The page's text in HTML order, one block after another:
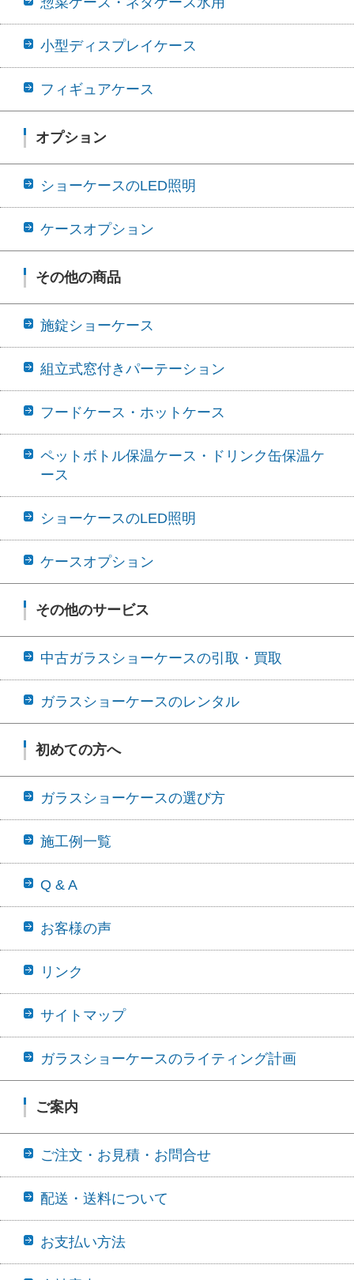
小型ディスプレイケース
フィギュアケース
オプション
ショーケースのLED照明
ケースオプション
その他の商品
施錠ショーケース
組立式窓付きパーテーション
フードケース・ホットケース
ペットボトル保温ケース・ドリンク缶保温ケ
ース
ショーケースのLED照明
ケースオプション
その他のサービス
中古ガラスショーケースの引取・買取
ガラスショーケースのレンタル
初めての方へ
ガラスショーケースの選び方
施工例一覧
Q & A
お客様の声
リンク
サイトマップ
ガラスショーケースのライティング計画
ご案内
ご注文・お見積・お問合せ
配送・送料について
お支払い方法